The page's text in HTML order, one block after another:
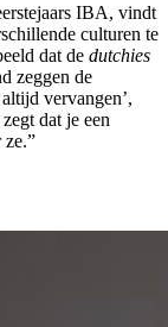
IBA, vindt
culturen te
dat de dutchies
zeggen de
vervangen’,
dat je een
ze.”